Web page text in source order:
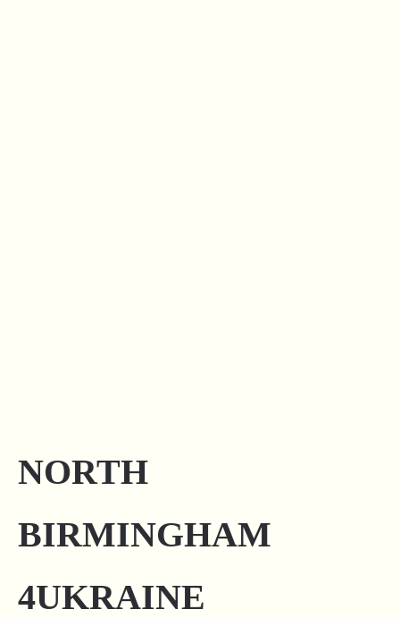
NORTH
BIRMINGHAM
4UKRAINE